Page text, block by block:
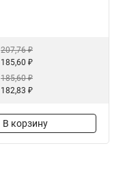
207,76 ₽
185,60 ₽
185,60 ₽
182,83 ₽
В корзину